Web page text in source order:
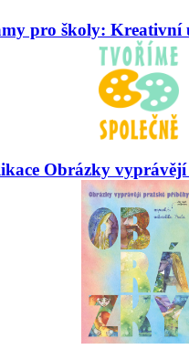
pro školy: Kreativní
Obrázky